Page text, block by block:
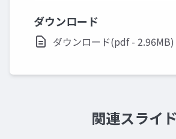
ダウンロード
ダウンロード(pdf - 2.96MB)
関連スライド